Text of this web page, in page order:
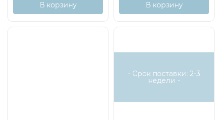
В корзину В корзину
- Срок поставки: 2-3
недели -